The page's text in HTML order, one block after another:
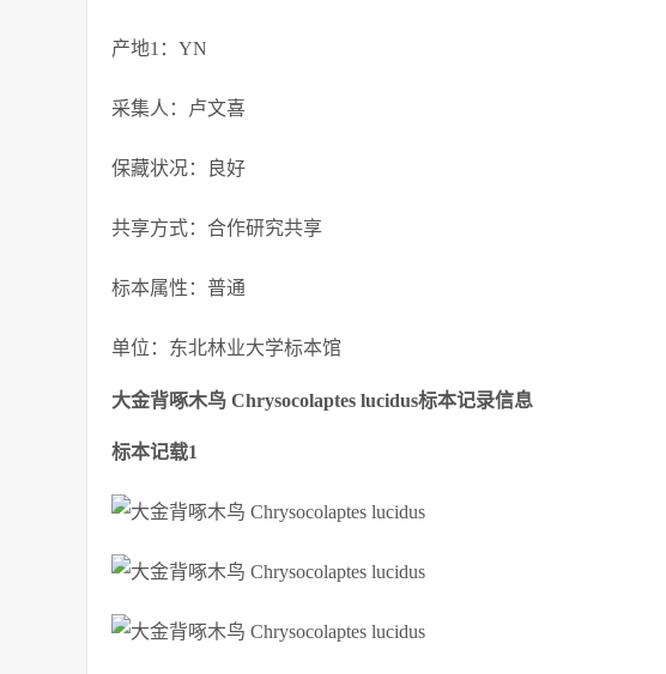
产地1：YN
采集人：卢文喜
保藏状况：良好
共享方式：合作研究共享
标本属性：普通
单位：东北林业大学标本馆
大金背啄木鸟 Chrysocolaptes lucidus标本记录信息
标本记载1